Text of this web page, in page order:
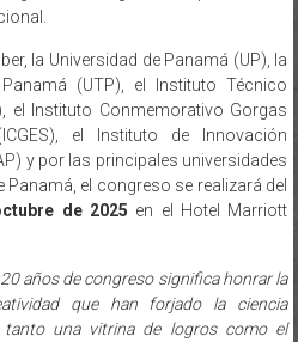
la Universidad de Panamá (UP), la
(UTP), el Instituto Técnico
el Instituto Conmemorativo Gorgas
el Instituto de Innovación
y por las principales universidades
el congreso se realizará del
de 2025 en el Hotel Marriott
años de congreso significa honrar la
que han forjado la ciencia
tanto una vitrina de logros como el